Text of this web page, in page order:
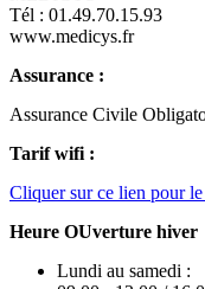
Tél : 01.49.70.15.93
www.medicys.fr
Assurance :
Assurance Civile
Tarif wifi :
Cliquer sur ce lien pour
Heure OUverture hiver
Lundi au samedi :